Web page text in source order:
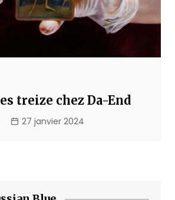
treize chez Da-End
27 janvier 2024